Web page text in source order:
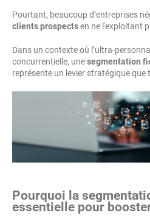
Pourtant, beaucoup d’entreprises
clients prospectsen ne l'exploitant
Dans un contexte où l’ultra-
concurrentielle, unesegmentation
représente un levier stratégique
Pourquoi la
essentielle pour